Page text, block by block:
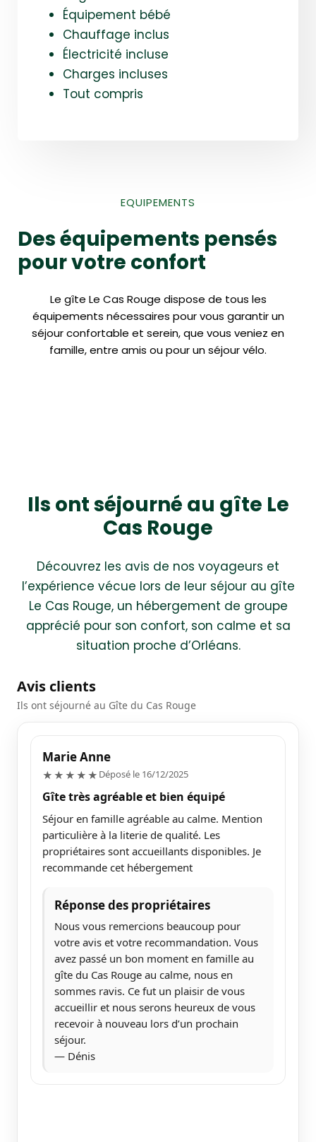
Équipement bébé
Chauffage inclus
Électricité incluse
Charges incluses
Tout compris
EQUIPEMENTS
Des équipements pensés
pour votre confort
Le gîte Le Cas Rouge dispose de tous les
équipements nécessaires pour vous garantir un
séjour confortable et serein, que vous veniez en
famille, entre amis ou pour un séjour vélo.
Ils ont séjourné au gîte Le
Cas Rouge
Découvrez les avis de nos voyageurs et
l’expérience vécue lors de leur séjour au gîte
Le Cas Rouge, un hébergement de groupe
apprécié pour son confort, son calme et sa
situation proche d’Orléans.
Avis clients
Ils ont séjourné au Gîte du Cas Rouge
Marie Anne
★★★★★ 5/5
Déposé le 16/12/2025
Gîte très agréable et bien équipé
Séjour en famille agréable au calme. Mention
particulière à la literie de qualité. Les
propriétaires sont accueillants disponibles. Je
recommande cet hébergement
Réponse des propriétaires
Nous vous remercions beaucoup pour
votre avis et votre recommandation. Vous
avez passé un bon moment en famille au
gîte du Cas Rouge au calme, nous en
sommes ravis. Ce fut un plaisir de vous
accueillir et nous serons heureux de vous
recevoir à nouveau lors d’un prochain
séjour.
— Dénis